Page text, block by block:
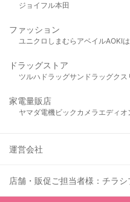
ジョイフル本田
ファッション
ユニクロ しまむら アベイルAOKI
ドラッグストア
ツルハドラッグサンドラッグクス
家電量販店
ヤマダ電機ビックカメラ エディオ
運営会社
店舗・販促ご担当者様：チラ